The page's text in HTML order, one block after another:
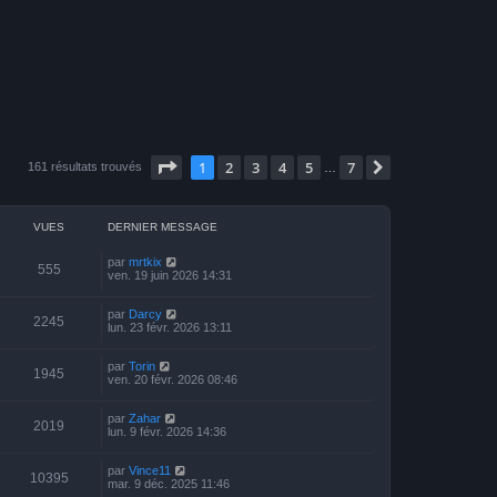
161 résultats trouvés Page sur 7
1 2 3 4 5 7
VUES DERNIER MESSAGE
555 par mrtkix
ven. 19 juin 2026 14:31
2245 par Darcy
lun. 23 févr. 2026 13:11
1945 par Torin
ven. 20 févr. 2026 08:46
2019 par Zahar
lun. 9 févr. 2026 14:36
10395 par Vince11
mar. 9 déc. 2025 11:46